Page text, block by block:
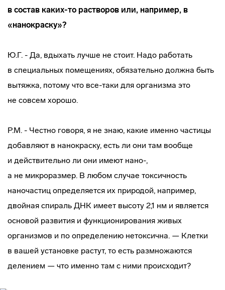
в состав каких-то растворов или, например, в
«нанокраску»?
Ю.Г. - Да, вдыхать лучше не стоит. Надо работать
в специальных помещениях, обязательно должна быть
вытяжка, потому что все-таки для организма это
не совсем хорошо.
Р.М. - Честно говоря, я не знаю, какие именно частицы
добавляют в нанокраску, есть ли они там вообще
и действительно ли они имеют нано-,
а не микроразмер. В любом случае токсичность
наночастиц определяется их природой, например,
двойная спираль ДНК имеет высоту 2,1 нм и является
основой развития и функционирования живых
организмов и по определению нетоксична. — Клетки
в вашей установке растут, то есть размножаются
делением — что именно там с ними происходит?